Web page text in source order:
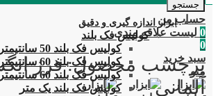
جستجو
حساب من
0 لیست علاقه مندی
0
سبد خرید
منو
ابزار اندازه گیری و دقیق
کولیس فک بلند
کولیس فک بلند 50 سانتیمتر
کولیس فک بلند 60 سانتیمتر فک 15 سانتیمتر
کولیس فک بلند 60 سانتیمتر فک 20 سانتیمتر
کولیس فک بلند یک متر
آلمانی